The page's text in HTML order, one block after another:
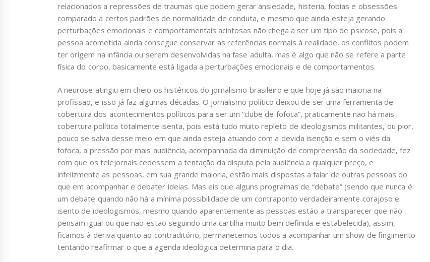
relacionados a repressões de traumas que podem gerar ansiedade, histeria, fobias e obsessões
comparado a certos padrões de normalidade de conduta, e mesmo que ainda esteja gerando
perturbações emocionais e comportamentais acintosas não chega a ser um tipo de psicose, pois a
pessoa acometida ainda consegue conservar as referências normais à realidade, os conflitos podem
ter origem na infância ou serem desenvolvidas na fase adulta, mas é algo que não se refere a parte
física do corpo, basicamente está ligada a perturbações emocionais e de comportamentos.
A neurose atingiu em cheio os histéricos do jornalismo brasileiro e que hoje já são maioria na
profissão, e isso já faz algumas décadas. O jornalismo político deixou de ser uma ferramenta de
cobertura dos acontecimentos políticos para ser um “clube de fofoca”, praticamente não há mais
cobertura política totalmente isenta, pois está tudo muito repleto de ideologismos militantes, ou pior,
pouco se salva desse meio em que ainda esteja atuando com a devida isenção e sem o viés da
fofoca, a pressão por mais audiência, acompanhada da diminuição de compreensão da sociedade, fez
com que os telejornais cedessem a tentação da disputa pela audiência a qualquer preço, e
infelizmente as pessoas, em sua grande maioria, estão mais dispostas a falar de outras pessoas do
que em acompanhar e debater ideias. Mas eis que alguns programas de “debate” (sendo que nunca é
um debate quando não há a mínima possibilidade de um contraponto verdadeiramente corajoso e
isento de ideologismos, mesmo quando aparentemente as pessoas estão a transparecer que não
pensam igual ou que não estão seguindo uma cartilha muito bem definida e estabelecida), assim,
ficamos à deriva quanto ao contraditório, permanecemos todos a acompanhar um show de fingimento
tentando reafirmar o que a agenda ideológica determina para o dia.